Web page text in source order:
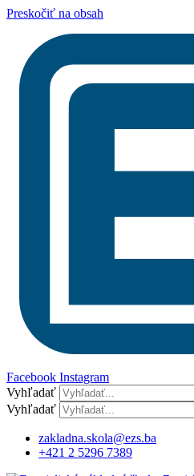
Preskočiť na obsah
Facebook Instagram
Vyhľadať
Vyhľadať
zakladna.skola@ezs.ba
+421 2 5296 7389